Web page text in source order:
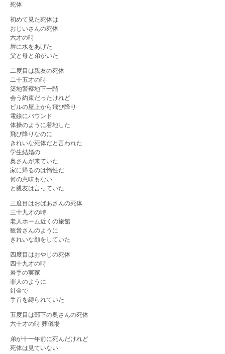
死体
初めて見た死体は
おじいさんの死体
六才の時
唇に水をあげた
父と母と弟がいた
二度目は親友の死体
二十五才の時
築地警察地下一階
会う約束だったけれど
ビルの屋上から飛び降り
電線にバウンド
体操のように着地した
飛び降りなのに
きれいな死体だと言われた
学生結婚の
奥さんが来ていた
家に帰るのは惰性だ
何の意味もない
と親友は言っていた
三度目はおばあさんの死体
三十九才の時
老人ホーム近くの旅館
観音さんのように
きれいな顔をしていた
四度目はおやじの死体
四十九才の時
岩手の実家
罪人のように
針金で
手首を縛られていた
五度目は部下の奥さんの死体
六十才の時 葬儀場
弟が十一年前に死んだけれど
死体は見ていない